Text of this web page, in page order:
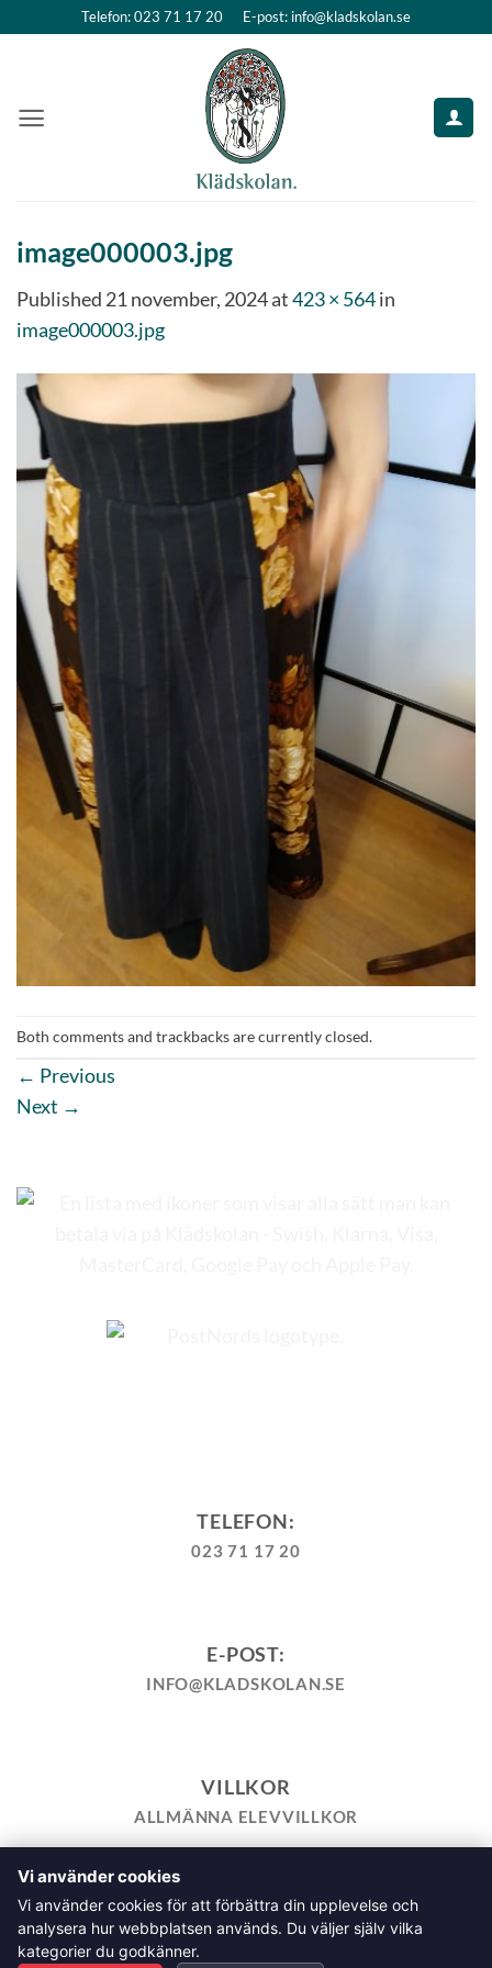
Telefon: 023 71 17 20 E-post: info@kladskolan.se
image000003.jpg
Published 21 november, 2024at423 × 564in
image000003.jpg
Both comments and trackbacks are currently closed.
← Previous
Next →
TELEFON:
023 71 17 20
E-POST:
INFO@KLADSKOLAN.SE
VILLKOR
ALLMÄNNA ELEVVILLKOR
TILL KASSAN VARUKORG
HEMSIDEPOLICY
COOKIEPOLICY
INTEGRITETSPOLICY
ALLMÄNNA FRÅGOR OM VÅRA KURSER I SÖMNAD OCH
TILLSKÄRNING
Vi använder cookies
Vi använder cookies för att förbättra din upplevelse och
analysera hur webbplatsen används. Du väljer själv vilka
kategorier du godkänner.